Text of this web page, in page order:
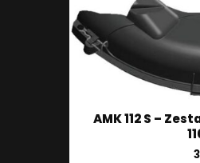
AMK 112 S –